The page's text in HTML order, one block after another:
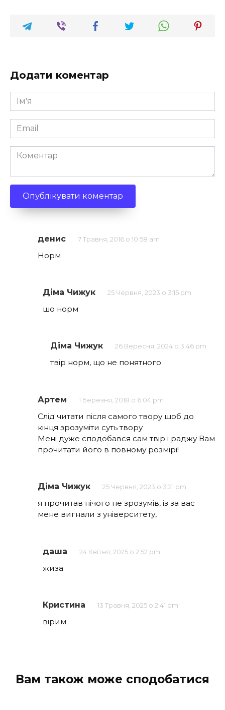
Додати коментар
Ім'я
*
Email
*
Коментар
денис 7 Травня, 2016 о 10:58 am
Норм
Діма Чижук 25 Червня, 2023 о 3:15 pm
шо норм
Діма Чижук 26 Вересня, 2024 о 3:46 pm
твір норм, що не понятного
Артем 1 Березня, 2018 о 6:04 pm
Слід читати після самого твору щоб до
кінця зрозуміти суть твору
Мені дуже сподобався сам твір і раджу Вам
прочитати його в повному розмірі!
Діма Чижук 25 Червня, 2023 о 3:21 pm
я прочитав нічого не зрозумів, із за вас
мене вигнали з університету,
даша 24 Квітня, 2025 о 2:52 pm
жиза
Кристина 13 Травня, 2025 о 2:41 pm
вірим
Вам також може сподобатися